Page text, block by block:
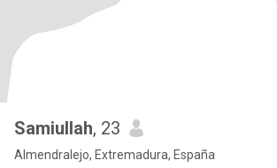
Samiullah, 23
Almendralejo, Extremadura, España